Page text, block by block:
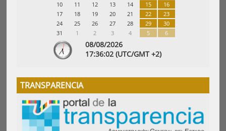
10
11 12 13 14 15
16
17
18 19 20 21 22
23
24
25 26 27 28 29
30
31
1 2 3 4 5 6
08/08/2026
17:36:03 (UTC/GMT +2)
TRANSPARENCIA